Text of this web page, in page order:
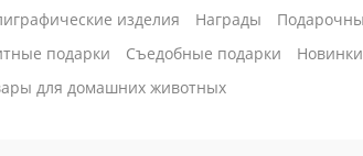
изделия
Награды
подарки
Cъедобные подарки
Новинки
для домашних животных